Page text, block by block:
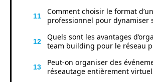
Comment choisir le format
professionnel pour dynamiser
Quels sont les avantages
team building pour le réseau
Peut-on organiser des
réseautage entièrement